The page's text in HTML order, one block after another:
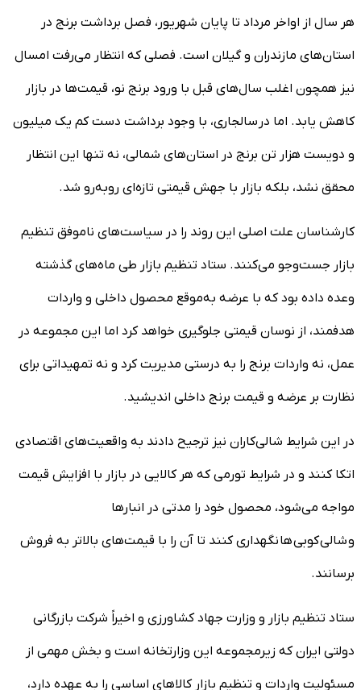
هر سال از اواخر مرداد تا پایان شهریور، فصل برداشت برنج در
استان‌های مازندران و گیلان است. فصلی که انتظار می‌رفت امسال
نیز همچون اغلب سال‌های قبل با ورود برنج نو، قیمت‌ها در بازار
کاهش یابد. اما در سالجاری، با وجود برداشت دست کم یک میلیون
و دویست هزار تن برنج در استان‌های شمالی، نه تنها این انتظار
محقق نشد، بلکه بازار با جهش قیمتی تازه‌ای روبه‌رو شد.
کارشناسان علت اصلی این روند را در سیاست‌های ناموفق تنظیم
بازار جست‌وجو می‌کنند. ستاد تنظیم بازار طی ماه‌های گذشته
وعده داده بود که با عرضه به‌موقع محصول داخلی و واردات
هدفمند، از نوسان قیمتی جلوگیری خواهد کرد اما این مجموعه در
عمل، نه واردات برنج را به درستی مدیریت کرد و نه تمهیداتی برای
نظارت بر عرضه و قیمت برنج داخلی اندیشید.
در این شرایط شالی‌کاران نیز ترجیح دادند به واقعیت‌های اقتصادی
اتکا کنند و در شرایط تورمی که هر کالایی در بازار با افزایش قیمت
مواجه می‌شود، محصول خود را مدتی در انبارها
و شالی کوبی ها نگهداری کنند تا آن را با قیمت‌های بالاتر به فروش
برسانند.
ستاد تنظیم بازار و وزارت جهاد کشاورزی و اخیراً شرکت بازرگانی
دولتی ایران که زیرمجموعه این وزارتخانه است و بخش مهمی از
مسئولیت واردات و تنظیم بازار کالاهای اساسی را به عهده دارد،